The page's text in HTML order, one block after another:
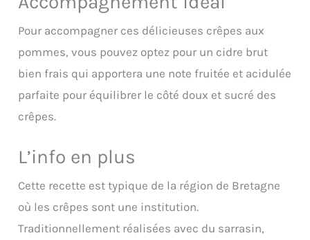
Pour accompagner ces délicieuses crêpes aux
pommes, vous pouvez optez pour un cidre brut
bien frais qui apportera une note fruitée et acidulée
parfaite pour équilibrer le côté doux et sucré des
crêpes.
L’info en plus
Cette recette est typique de la région de Bretagne
où les crêpes sont une institution.
Traditionnellement réalisées avec du sarrasin,